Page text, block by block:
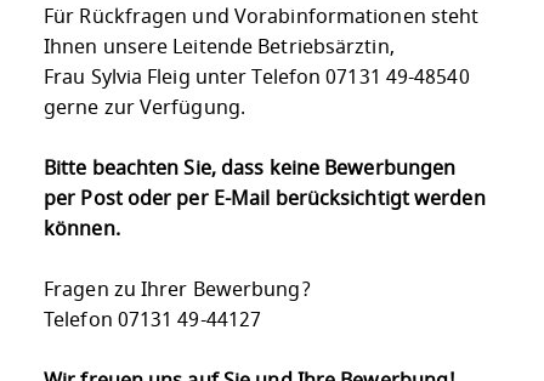
Für Rückfragen und Vorabinformationen steht
Ihnen unsere Leitende Betriebsärztin,
Frau Sylvia Fleig unter Telefon 07131 49-48540
gerne zur Verfügung.
Bitte beachten Sie, dass keine Bewerbungen
per Post oder per E-Mail berücksichtigt werden
können.
Fragen zu Ihrer Bewerbung?
Telefon 07131 49-44127